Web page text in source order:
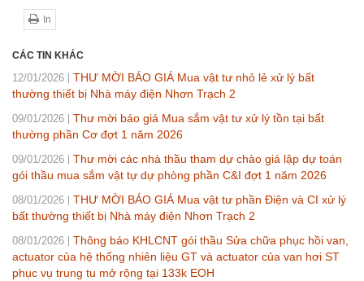
In
CÁC TIN KHÁC
12/01/2026
THƯ MỜI BÁO GIÁ Mua vật tư nhỏ lẻ xử lý bất
thường thiết bị Nhà máy điện Nhơn Trạch 2
09/01/2026
Thư mời báo giá Mua sắm vật tư xử lý tồn tại bất
thường phần Cơ đợt 1 năm 2026
09/01/2026
Thư mời các nhà thầu tham dự chào giá lập dự toán
gói thầu mua sắm vật tự dự phòng phần C&I đợt 1 năm 2026
08/01/2026
THƯ MỜI BÁO GIÁ Mua vật tư phần Điện và CI xử lý
bất thường thiết bị Nhà máy điện Nhơn Trạch 2
08/01/2026
Thông báo KHLCNT gói thầu Sửa chữa phục hồi van,
actuator của hệ thống nhiên liệu GT và actuator của van hơi ST
phục vụ trung tu mở rộng tại 133k EOH